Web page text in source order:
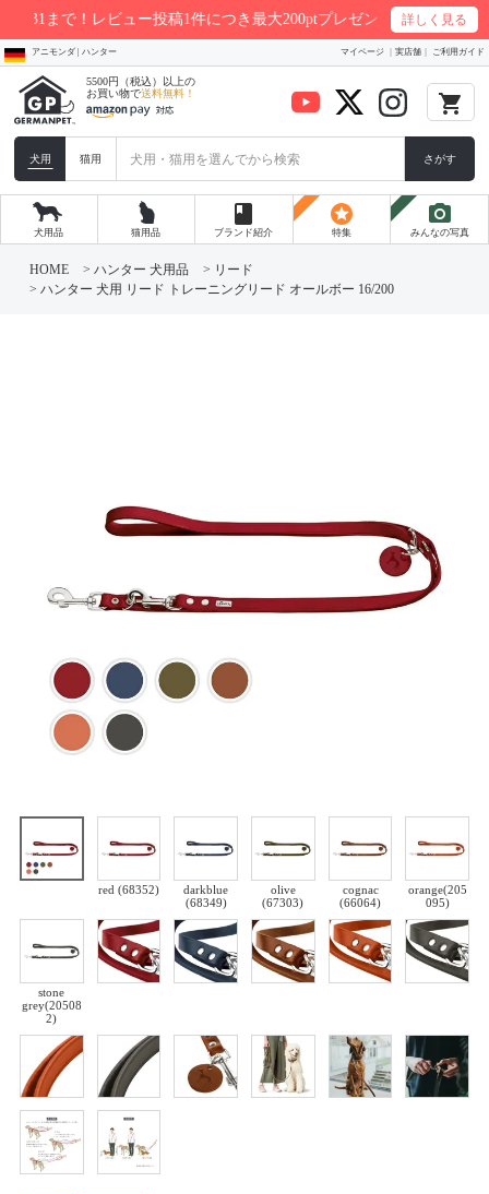
！レビュー投稿1件につき最大200ptプレゼント 詳しく見る
アニモンダ | ハンター マイページ 実店舗 ご利用ガイド
5500円（税込）以上の
お買い物で送料無料！ local_grocery_store
犬用 猫用 さがす
犬用品 猫用品
book
ブランド紹介
stars
特集
photo_camera
みんなの写真
HOME ハンター 犬用品
リード
ハンター 犬用 リード トレーニングリード オールボー 16/200
red (68352)
darkblue
(68349)
olive
(67303)
cognac
(66064)
orange(205
095)
stone
grey(20508
2)